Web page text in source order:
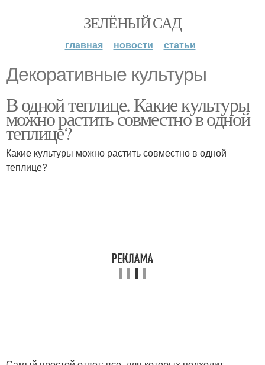
ЗЕЛЁНЫЙ САД
главная новости статьи
Декоративные культуры
В одной теплице. Какие культуры
можно растить совместно в одной
теплице?
Какие культуры можно растить совместно в одной
теплице?